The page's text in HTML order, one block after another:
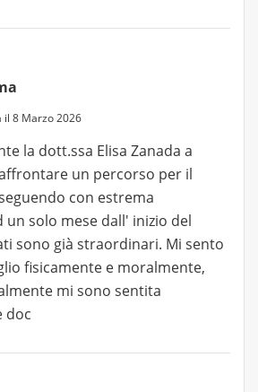
il 8 Marzo 2026
la dott.ssa Elisa Zanada a
un percorso per il
con estrema
un solo mese dall' inizio del
sono già straordinari. Mi sento
fisicamente e moralmente,
mi sono sentita
doc